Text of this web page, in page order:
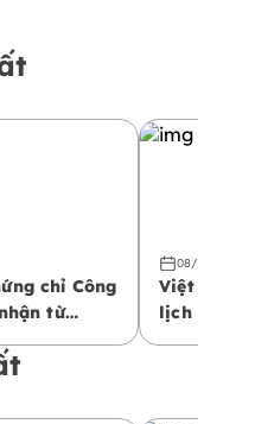
chỉ Công
từ
08/07/2026
Việt Nam
lịch